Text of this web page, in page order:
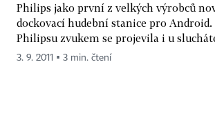
Philips jako první z velkých výrobců
dockovací hudební stanice pro Android.
Philipsu zvukem se projevila i u
3. 9. 2011 ▪ 3 min. čtení